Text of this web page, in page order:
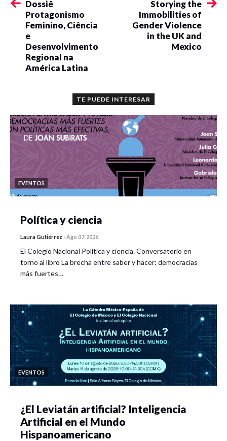
Dossiê
Protagonismo
Feminino, Ciência
e
Desenvolvimento
Regional na
América Latina
Storying the
Immobilities of
Gender Violence
in the UK and
Mexico
TE PUEDE INTERESAR
EVENTOS
Política y ciencia
Laura Gutiérrez -Ago 07, 2026
El Colegio Nacional Política y ciencia. Conversatorio en
torno al libro La brecha entre saber y hacer: democracias
más fuertes…
EVENTOS
¿El Leviatán artificial? Inteligencia
Artificial en el Mundo
Hispanoamericano